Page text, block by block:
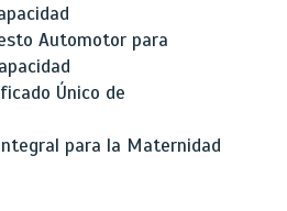
Automotor para
Único de
para la Maternidad